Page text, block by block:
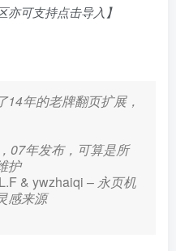
亦可支持点击导入】
14年的老牌翻页扩展，
07年发布，可算是所
护
& ywzhaiqi – 永页机
感来源